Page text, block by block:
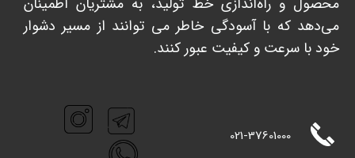
می‌دهد که با آسودگی خاطر می توانند از مسیر دشوار
خود با سرعت و کیفیت عبور کنند. ​​​​​​​
021-37601000